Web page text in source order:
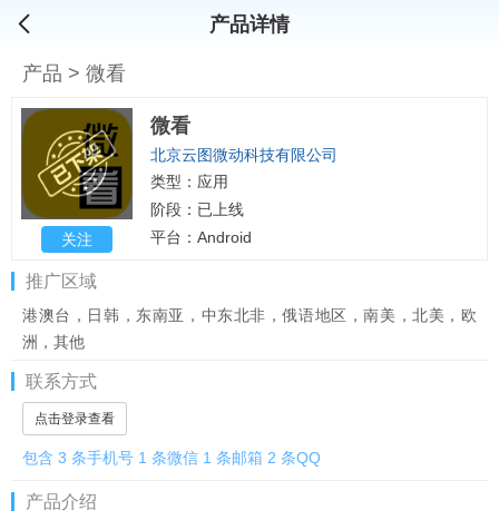
产品详情
产品 > 微看
关注
微看
北京云图微动科技有限公司
类型：应用
阶段：已上线
平台：Android
推广区域
港澳台，日韩，东南亚，中东北非，俄语地区，南美，北美，欧
洲，其他
联系方式
点击登录查看
包含 3 条手机号 1 条微信 1 条邮箱 2 条QQ
产品介绍